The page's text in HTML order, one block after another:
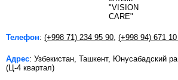
Телефон: (+998 71) 234 95 90 (+998 94) 671
Адрес: Узбекистан, Ташкент, Юнусабадский
(Ц-4 квартал)